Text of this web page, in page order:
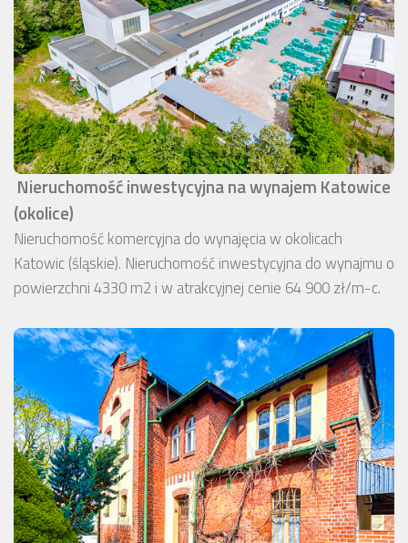
Nieruchomość inwestycyjna na wynajem Katowice
(okolice)
Nieruchomość komercyjna do wynajęcia w okolicach
Katowic (śląskie). Nieruchomość inwestycyjna do wynajmu o
powierzchni 4330 m2 i w atrakcyjnej cenie 64 900 zł/m-c.